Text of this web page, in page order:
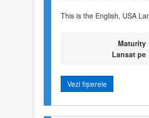
This is the English, USA
Maturity
Lansat pe
Vezi fișierele